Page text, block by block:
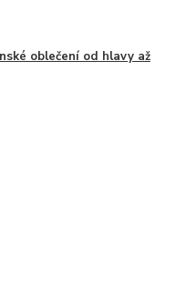
oblečení od hlavy až